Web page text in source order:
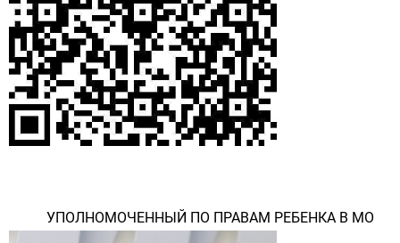
УПОЛНОМОЧЕННЫЙ ПО ПРАВАМ РЕБЕНКА В МО